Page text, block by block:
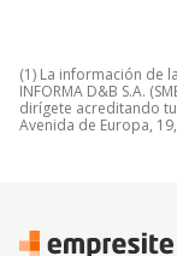
(1) La información de
INFORMA D&B S.A.
dirígete acreditando
Avenida de Europa,